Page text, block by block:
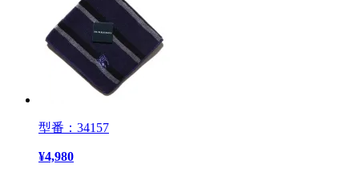
型番：34157
¥4,980